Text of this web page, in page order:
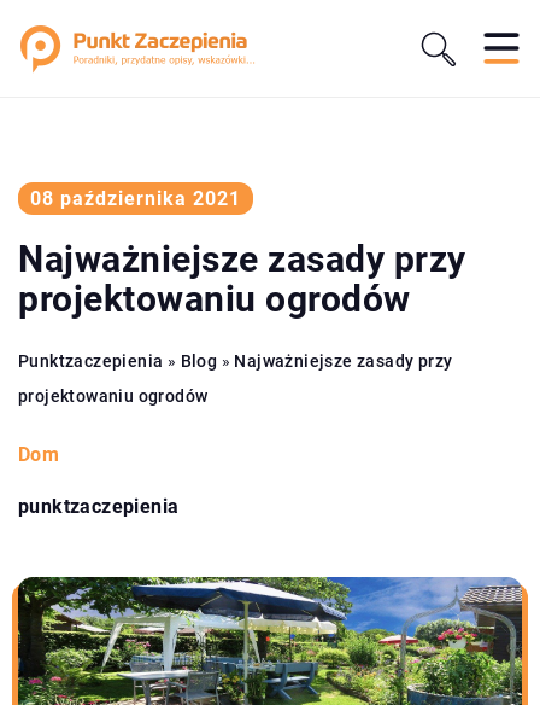
08 października 2021
Najważniejsze zasady przy
projektowaniu ogrodów
Punktzaczepienia » Blog » Najważniejsze zasady przy
projektowaniu ogrodów
Dom
punktzaczepienia